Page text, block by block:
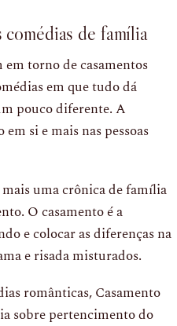
de família
torno de casamentos
em que tudo dá
pouco diferente. A
si e mais nas pessoas
uma crônica de família
O casamento é a
e colocar as diferenças na
e risada misturados.
românticas, Casamento
sobre pertencimento do